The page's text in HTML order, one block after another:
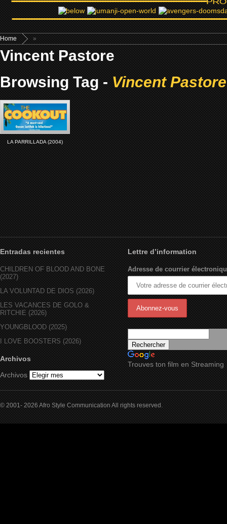
Home »
Vincent Pastore
Browsing Tag -Vincent Pastore
LA PARRILLADA (2004)
Entradas recientes
CHILDREN OF BLOOD AND BONE
(2027)
LA VOLUNTAD DE DIOS (2026)
LES VACANCES DE GOLO &
RITCHIE (2026)
YOUNGBLOOD (2025)
I LOVE BOOSTERS (2026)
Archivos
Archivos
Lettre d’information
Adresse de courrier
Trouves ton film en Streaming
© 2001- 2026 Afro Style Communication All rights reserved.